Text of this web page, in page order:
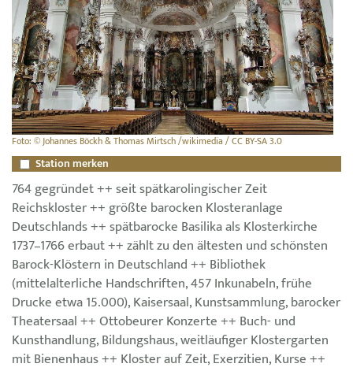
Foto: © Johannes Böckh & Thomas Mirtsch /wikimedia / CC BY-SA 3.0
Station merken
764 gegründet ++ seit spätkarolingischer Zeit
Reichskloster ++ größte barocken Klosteranlage
Deutschlands ++ spätbarocke Basilika als Klosterkirche
1737–1766 erbaut ++ zählt zu den ältesten und schönsten
Barock-Klöstern in Deutschland ++ Bibliothek
(mittelalterliche Handschriften, 457 Inkunabeln, frühe
Drucke etwa 15.000), Kaisersaal, Kunstsammlung, barocker
Theatersaal ++ Ottobeurer Konzerte ++ Buch- und
Kunsthandlung, Bildungshaus, weitläufiger Klostergarten
mit Bienenhaus ++ Kloster auf Zeit, Exerzitien, Kurse ++